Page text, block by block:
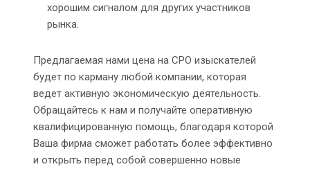
хорошим сигналом для других участников
рынка.
Предлагаемая нами цена на СРО изыскателей
будет по карману любой компании, которая
ведет активную экономическую деятельность.
Обращайтесь к нам и получайте оперативную
квалифицированную помощь, благодаря которой
Ваша фирма сможет работать более эффективно
и открыть перед собой совершенно новые